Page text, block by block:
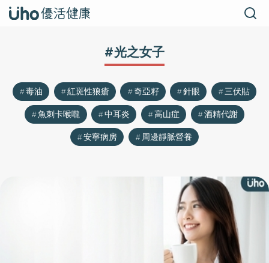
#光之女子
毒油 紅斑性狼瘡 奇亞籽 針眼
三伏貼
魚刺卡喉嚨
中耳炎 高山症
酒精代謝
安寧病房
周邊靜脈營養